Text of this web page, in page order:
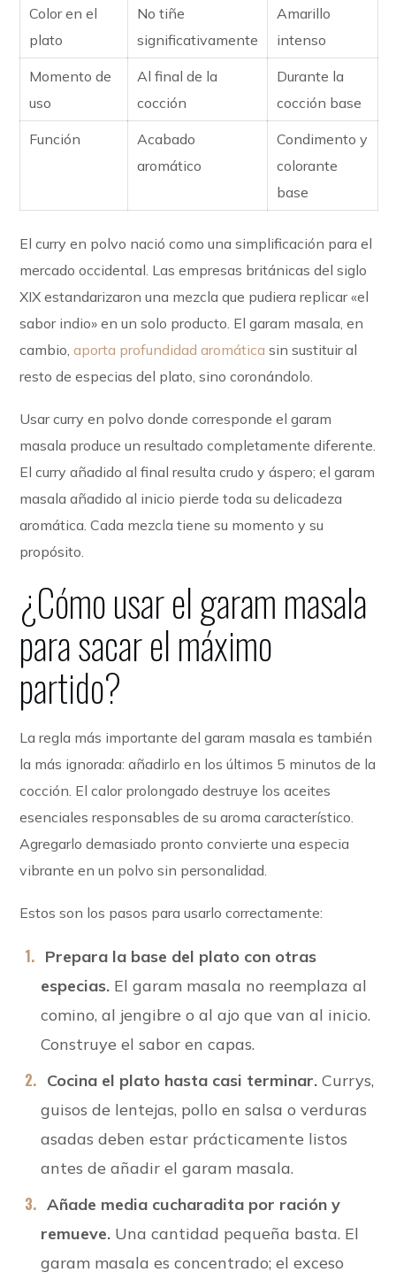
Color en el
plato
No tiñe
significativamente
Amarillo
intenso
Momento de
uso
Al final de la
cocción
Durante la
cocción base
Función
Acabado
aromático
Condimento y
colorante
base
El curry en polvo nació como una simplificación para el
mercado occidental. Las empresas británicas del siglo
XIX estandarizaron una mezcla que pudiera replicar «el
sabor indio» en un solo producto. El garam masala, en
cambio,aporta profundidad aromática sin sustituir al
resto de especias del plato, sino coronándolo.
Usar curry en polvo donde corresponde el garam
masala produce un resultado completamente diferente.
El curry añadido al final resulta crudo y áspero; el garam
masala añadido al inicio pierde toda su delicadeza
aromática. Cada mezcla tiene su momento y su
propósito.
¿Cómo usar el garam masala
para sacar el máximo
partido?
La regla más importante del garam masala es también
la más ignorada: añadirlo en los últimos 5 minutos de la
cocción. El calor prolongado destruye los aceites
esenciales responsables de su aroma característico.
Agregarlo demasiado pronto convierte una especia
vibrante en un polvo sin personalidad.
Estos son los pasos para usarlo correctamente:
Prepara la base del plato con otras
especias.El garam masala no reemplaza al
comino, al jengibre o al ajo que van al inicio.
Construye el sabor en capas.
Cocina el plato hasta casi terminar.Currys,
guisos de lentejas, pollo en salsa o verduras
asadas deben estar prácticamente listos
antes de añadir el garam masala.
Añade media cucharadita por ración y
remueve.Una cantidad pequeña basta. El
garam masala es concentrado; el exceso